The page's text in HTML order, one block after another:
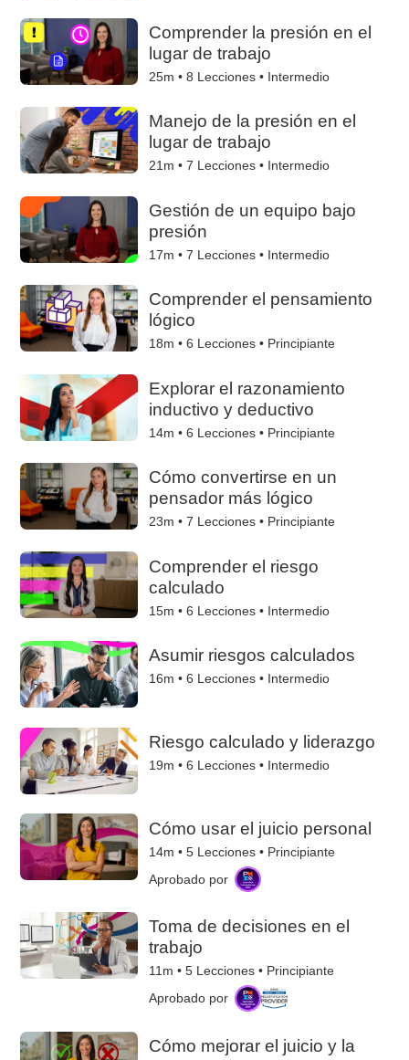
Comprender la presión en el
lugar de trabajo
25m •8 Lecciones • Intermedio
Manejo de la presión en el
lugar de trabajo
21m •7 Lecciones • Intermedio
Gestión de un equipo bajo
presión
17m •7 Lecciones • Intermedio
Comprender el pensamiento
lógico
18m •6 Lecciones • Principiante
Explorar el razonamiento
inductivo y deductivo
14m •6 Lecciones • Principiante
Cómo convertirse en un
pensador más lógico
23m •7 Lecciones • Principiante
Comprender el riesgo
calculado
15m •6 Lecciones • Intermedio
Asumir riesgos calculados
16m •6 Lecciones • Intermedio
Riesgo calculado y liderazgo
19m •6 Lecciones • Intermedio
Cómo usar el juicio personal
14m •5 Lecciones • Principiante
Aprobado por
Toma de decisiones en el
trabajo
11m •5 Lecciones • Principiante
Aprobado por
Cómo mejorar el juicio y la